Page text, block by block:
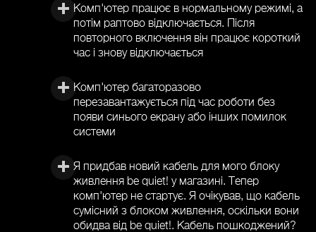
Комп'ютер працює в нормальному режимі, а
потім раптово відключається. Після
повторного включення він працює короткий
час і знову відключається
Комп'ютер багаторазово
перезавантажується під час роботи без
появи синього екрану або інших помилок
системи
Я придбав новий кабель для мого блоку
живлення be quiet! у магазині. Тепер
комп'ютер не стартує. Я очікував, що кабель
сумісний з блоком живлення, оскільки вони
обидва від be quiet!. Кабель пошкоджений?